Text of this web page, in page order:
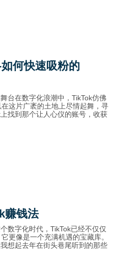
何快速吸粉的
台在数字化浪潮中，TikTok仿佛
这片广袤的土地上尽情起舞，寻
找到那个让人心仪的账号，收获
赚钱法
数字化时代，TikTok已经不仅仅
更像是一个充满机遇的宝藏库。
想起去年在街头巷尾听到的那些